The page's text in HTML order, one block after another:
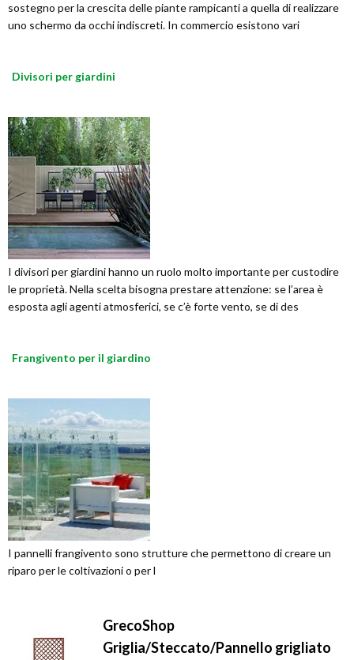
sostegno per la crescita delle piante rampicanti a quella di realizzare
uno schermo da occhi indiscreti. In commercio esistono vari
Divisori per giardini
I divisori per giardini hanno un ruolo molto importante per custodire
le proprietà. Nella scelta bisogna prestare attenzione: se l’area è
esposta agli agenti atmosferici, se c’è forte vento, se di des
Frangivento per il giardino
I pannelli frangivento sono strutture che permettono di creare un
riparo per le coltivazioni o per l
GrecoShop
Griglia/Steccato/Pannello grigliato